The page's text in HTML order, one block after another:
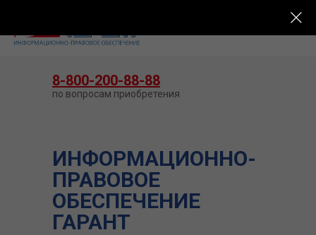
ИНФОРМАЦИОННО-
ПРАВОВОЕ
ОБЕСПЕЧЕНИЕ
ГАРАНТ
8-800-200-88-88
по вопросам приобретения